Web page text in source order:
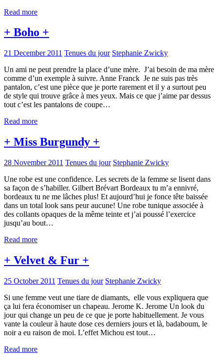
Read more
+ Boho +
21 December 2011 Tenues du jour Stephanie Zwicky
Un ami ne peut prendre la place d’une mère. J’ai besoin de ma mère
comme d’un exemple à suivre. Anne Franck Je ne suis pas très
pantalon, c’est une pièce que je porte rarement et il y a surtout peu
de style qui trouve grâce à mes yeux. Mais ce que j’aime par dessus
tout c’est les pantalons de coupe…
Read more
+ Miss Burgundy +
28 November 2011 Tenues du jour Stephanie Zwicky
Une robe est une confidence. Les secrets de la femme se lisent dans
sa façon de s’habiller. Gilbert Brévart Bordeaux tu m’a ennivré,
bordeaux tu ne me lâches plus! Et aujourd’hui je fonce tête baissée
dans un total look sans peur aucune! Une robe tunique associée à
des collants opaques de la même teinte et j’ai poussé l’exercice
jusqu’au bout…
Read more
+ Velvet & Fur +
25 October 2011 Tenues du jour Stephanie Zwicky
Si une femme veut une tiare de diamants, elle vous expliquera que
ça lui fera économiser un chapeau. Jerome K. Jerome Un look du
jour qui change un peu de ce que je porte habituellement. Je vous
vante la couleur à haute dose ces derniers jours et là, badaboum, le
noir a eu raison de moi. L’effet Michou est tout…
Read more